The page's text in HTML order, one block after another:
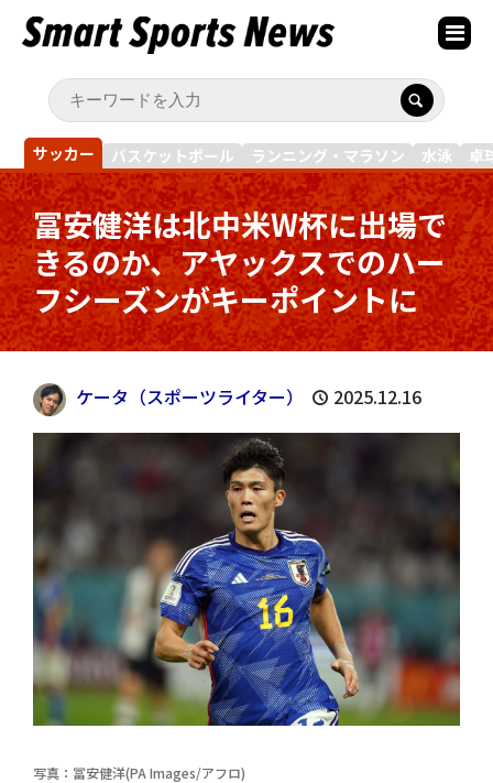
サッカー バスケットボール ランニング・マラソン 水泳 卓
冨安健洋は北中米W杯に出場で
きるのか、アヤックスでのハー
フシーズンがキーポイントに
ケータ（スポーツライター） 2025.12.16
写真：冨安健洋(PA Images/アフロ)